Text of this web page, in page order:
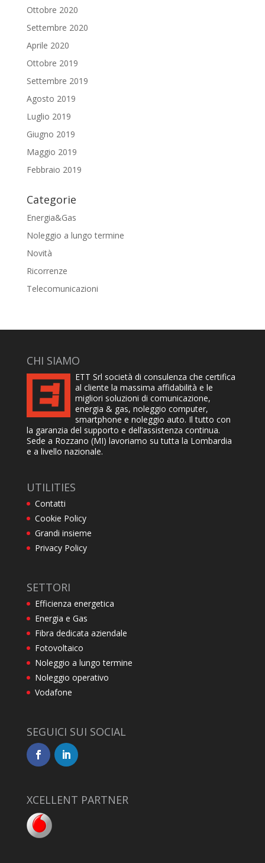
Ottobre 2020
Settembre 2020
Aprile 2020
Ottobre 2019
Settembre 2019
Agosto 2019
Luglio 2019
Giugno 2019
Maggio 2019
Febbraio 2019
Categorie
Energia&Gas
Noleggio a lungo termine
Novità
Ricorrenze
Telecomunicazioni
CHI SIAMO
ETT Srl società di consulenza che certifica
al cliente la massima affidabilità e le
migliori soluzioni di comunicazione,
energia & gas, noleggio computer,
smartphone e noleggio auto. Il tutto con
la garanzia del supporto e dell’assistenza continua.
Sede a Rozzano (MI) lavoriamo su tutta la Lombardia
e a livello nazionale.
UTILITIES
Contatti
Cookie Policy
Grandi insieme
Privacy Policy
SETTORI
Efficienza energetica
Energia e Gas
Fibra dedicata aziendale
Fotovoltaico
Noleggio a lungo termine
Noleggio operativo
Vodafone
SEGUICI SUI SOCIAL
XCELLENT PARTNER